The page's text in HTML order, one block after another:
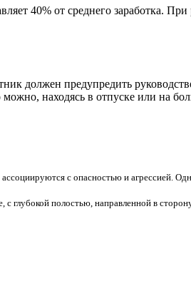
40% от среднего заработка. При
должен предупредить
находясь в отпуске или на
с опасностью и агрессией.
глубокой полостью, направленной в